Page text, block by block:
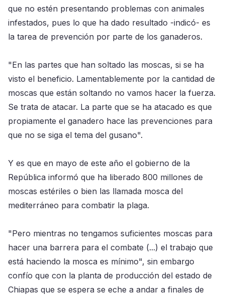
que no estén presentando problemas con animales
infestados, pues lo que ha dado resultado -indicó- es
la tarea de prevención por parte de los ganaderos.
"En las partes que han soltado las moscas, si se ha
visto el beneficio. Lamentablemente por la cantidad de
moscas que están soltando no vamos hacer la fuerza.
Se trata de atacar. La parte que se ha atacado es que
propiamente el ganadero hace las prevenciones para
que no se siga el tema del gusano".
Y es que en mayo de este año el gobierno de la
República informó que ha liberado 800 millones de
moscas estériles o bien las llamada mosca del
mediterráneo para combatir la plaga.
"Pero mientras no tengamos suficientes moscas para
hacer una barrera para el combate (...) el trabajo que
está haciendo la mosca es mínimo", sin embargo
confío que con la planta de producción del estado de
Chiapas que se espera se eche a andar a finales de